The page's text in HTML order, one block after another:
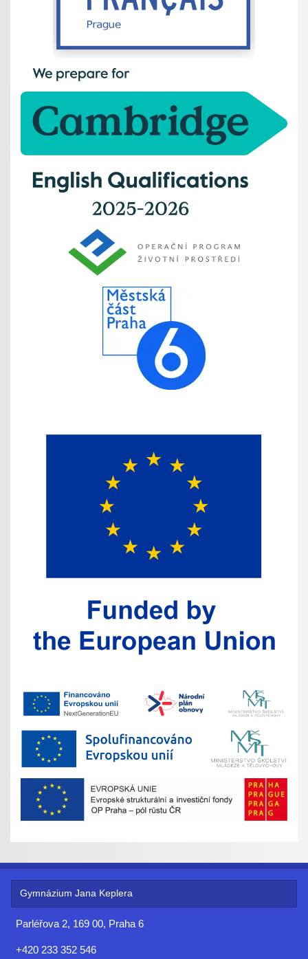
Gymnázium Jana Keplera
Parléřova 2, 169 00, Praha 6
+420 233 352 546